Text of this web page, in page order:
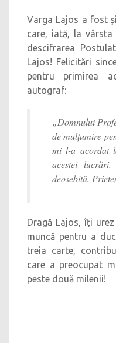
Varga Lajos a fost
care, iată, la
descifrarea
Lajos! Felicitări
pentru primirea
autograf:
„Domnului
de mulțumire
mi l-a acordat
acestei
deosebită,
Dragă Lajos, îți
muncă pentru a
treia carte,
care a preocupat
peste două milenii!